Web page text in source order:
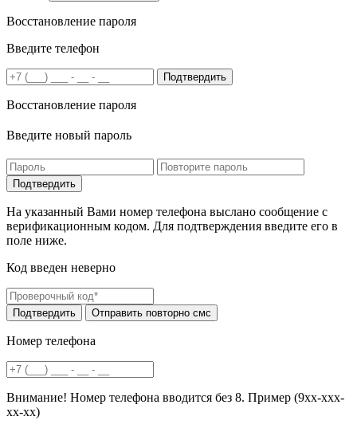
Восстановление пароля
Введите телефон
Подтвердить
Восстановление пароля
Введите новый пароль
На указанный Вами номер телефона выслано сообщение с
верификационным кодом. Для подтверждения введите его в
поле ниже.
Код введен неверно
Номер телефона
Внимание! Номер телефона вводится без 8. Пример (9хх-ххх-
хх-хх)